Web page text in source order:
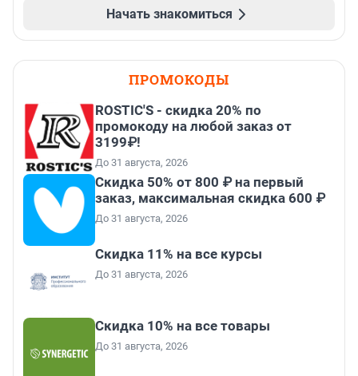
Начать знакомиться
ПРОМОКОДЫ
ROSTIC'S - скидка 20% по
промокоду на любой заказ от
3199₽!
До 31 августа, 2026
Скидка 50% от 800 ₽ на первый
заказ, максимальная скидка 600 ₽
До 31 августа, 2026
Скидка 11% на все курсы
До 31 августа, 2026
Скидка 10% на все товары
До 31 августа, 2026